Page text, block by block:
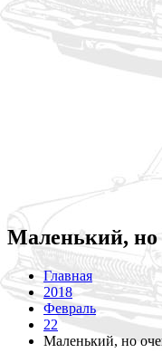
Маленький, но
Главная
2018
Февраль
22
Маленький, но